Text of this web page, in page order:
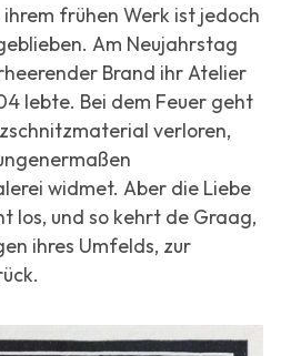
frühen Werk ist jedoch
Am Neujahrstag
Brand ihr Atelier
lebte. Bei dem Feuer geht
verloren,
widmet. Aber die Liebe
los, und so kehrt de Graag,
ihres Umfelds, zur